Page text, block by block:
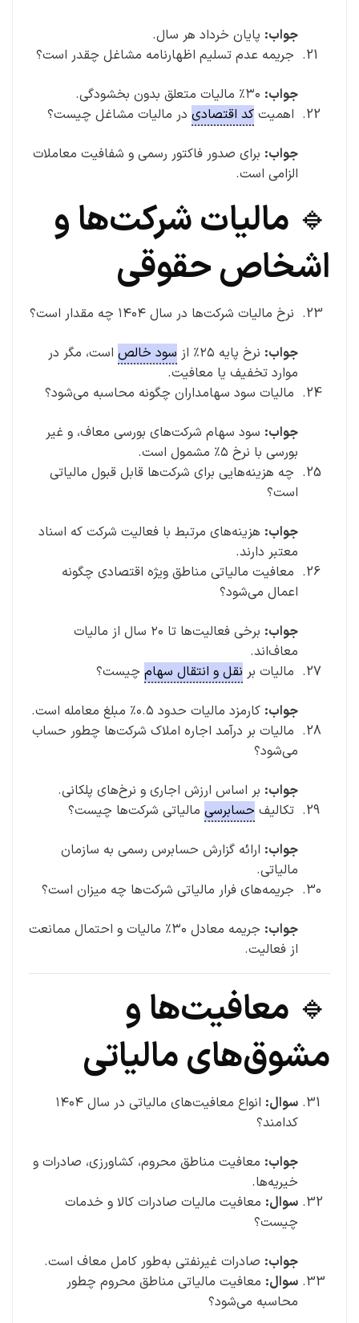
جواب: پایان خرداد هر سال.
جریمه عدم تسلیم اظهارنامه مشاغل چقدر است؟
جواب:
اهمیت کد اقتصادی در مالیات مشاغل چیست؟
جواب: برای صدور فاکتور رسمی و شفافیت معاملات
الزامی است.
🔹 مالیات شرکت‌ها و
اشخاص حقوقی
نرخ مالیات شرکت‌ها در سال ۱۴۰۴ چه مقدار است؟
جواب: نرخ پایه ۲۵٪ از سود خالص است، مگر در
موارد تخفیف یا معافیت.
مالیات سود سهامداران چگونه محاسبه می‌شود؟
جواب: سود سهام شرکت‌های بورسی معاف، و غیر
بورسی با نرخ ۵٪ مشمول است.
چه هزینه‌هایی برای شرکت‌ها قابل قبول مالیاتی
است؟
جواب: هزینه‌های مرتبط با فعالیت شرکت که اسناد
معتبر دارند.
معافیت مالیاتی مناطق ویژه اقتصادی چگونه
اعمال می‌شود؟
جواب:
برخی فعالیت‌ها تا ۲۰ سال از مالیات
معاف‌اند.
مالیات بر نقل و انتقال سهام چیست؟
جواب: کارمزد مالیات حدود ۰.۵٪ مبلغ معامله است.
مالیات بر درآمد اجاره املاک شرکت‌ها چطور حساب
می‌شود؟
جواب: بر اساس ارزش اجاری و نرخ‌های پلکانی.
تکالیف حسابرسی مالیاتی شرکت‌ها چیست؟
جواب: ارائه گزارش حسابرس رسمی به سازمان
مالیاتی.
جریمه‌های فرار مالیاتی شرکت‌ها چه میزان است؟
جواب:
جریمه معادل ۳۰٪ مالیات و احتمال ممانعت
از فعالیت.
🔹 معافیت‌ها و
مشوق‌های مالیاتی
سوال:
انواع معافیت‌های مالیاتی در سال ۱۴۰۴
کدامند؟
جواب: معافیت مناطق محروم، کشاورزی، صادرات و
خیریه‌ها.
سوال: معافیت مالیات صادرات کالا و خدمات
چیست؟
جواب: صادرات غیرنفتی به‌طور کامل معاف است.
سوال: معافیت مالیاتی مناطق محروم چطور
محاسبه می‌شود؟